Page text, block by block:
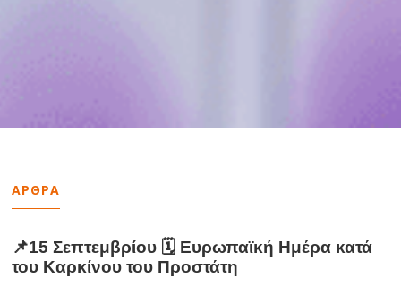
ΑΡΘΡΑ
📌15 Σεπτεμβρίου 🗓 Ευρωπαϊκή Ημέρα κατά
του Καρκίνου του Προστάτη